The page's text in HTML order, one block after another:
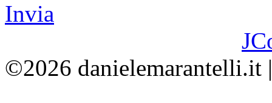
Invia
©2026 danielemarantelli.it